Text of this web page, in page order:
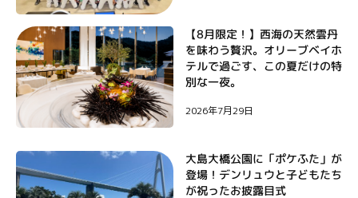
【8月限定！】西海の天然雲丹
を味わう贅沢。オリーブベイホ
テルで過ごす、この夏だけの特
別な一夜。
2026年7月29日
大島大橋公園に「ポケふた」が
登場！デンリュウと子どもたち
が祝ったお披露目式